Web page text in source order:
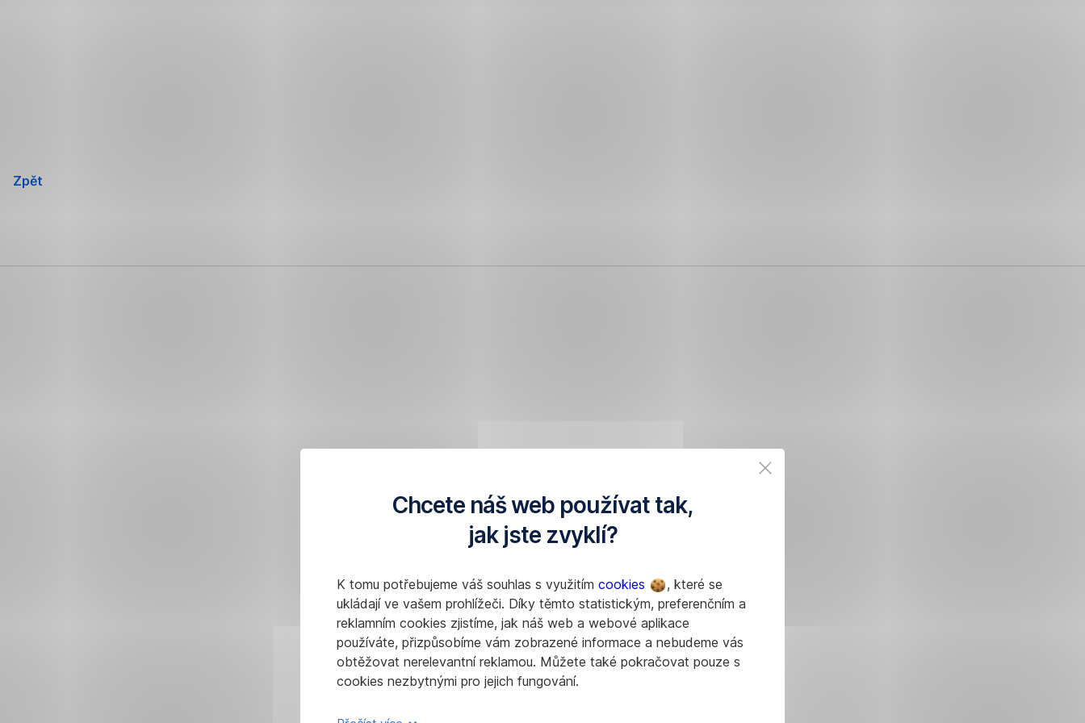
Chcete náš web používat tak,
jak jste zvyklí?
K tomu potřebujeme váš souhlas s využitím cookies
, které se
ukládají ve vašem prohlížeči. Díky těmto statistickým, preferenčním a
reklamním cookies zjistíme, jak náš web a webové aplikace
používáte, přizpůsobíme vám zobrazené informace a nebudeme vás
obtěžovat nerelevantní reklamou. Můžete také pokračovat pouze s
cookies nezbytnými pro jejich fungování.
Zpět